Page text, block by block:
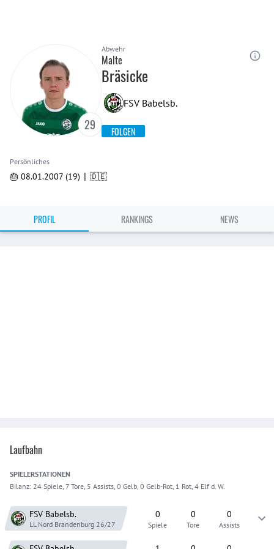
29
Abwehr
Malte
Bräsicke
FSV Babelsb.
FOLGEN
Persönliches
🎂 08.01.2007 (19) | 🇩🇪
PROFIL RANKINGS NEWS
Laufbahn
SPIELERSTATIONEN
Bilanz: 24 Spiele, 7 Tore, 5 Assists, 0 Gelb, 0 Gelb-Rot, 1 Rot, 4 Elf d. W.
FSV Babelsb.
LL Nord Brandenburg 26/27
0
Spiele
0
Tore
0
Assists